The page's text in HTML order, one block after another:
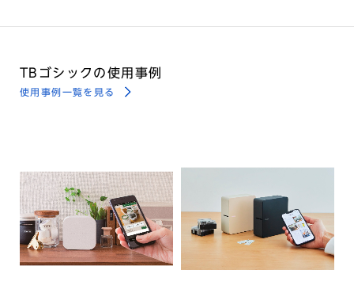
TBゴシックの使用事例
使用事例一覧を見る